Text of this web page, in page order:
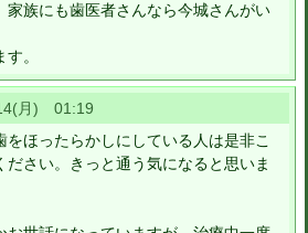
家族にも歯医者さんなら今城さんがい
。
月) 01:19
ほったらかしにしている人は是非こ
ださい。きっと通う気になると思いま